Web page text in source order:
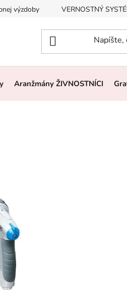
výzdoby VERNOSTNÝ
Aranžmány ŽIVNOSTNÍCI